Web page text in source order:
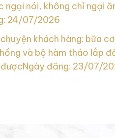
ngại nói, không chỉ ngại
24/07/2026
khách hàng: bữa
và bộ hàm tháo lắp
Ngày đăng: 23/07/